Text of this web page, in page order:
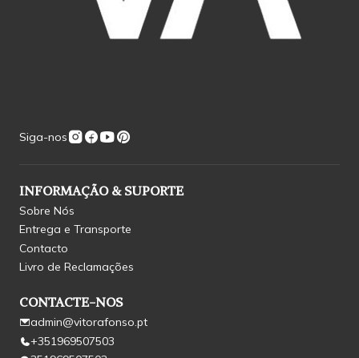
Siga-nos
INFORMAÇÃO & SUPORTE
Sobre Nós
Entrega e Transporte
Contacto
Livro de Reclamações
CONTACTE-NOS
admin@vitorafonso.pt
+351969507503